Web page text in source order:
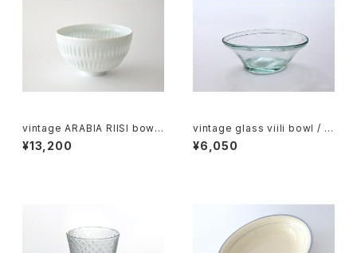
vintage ARABIA RIISI bowl
/ ヴィンテージ アラビア リイシ
ボウル
¥13,200
vintage glass viili bowl / ヴ
ィンテージ ガラスのヴィーリボ
ウル
¥6,050